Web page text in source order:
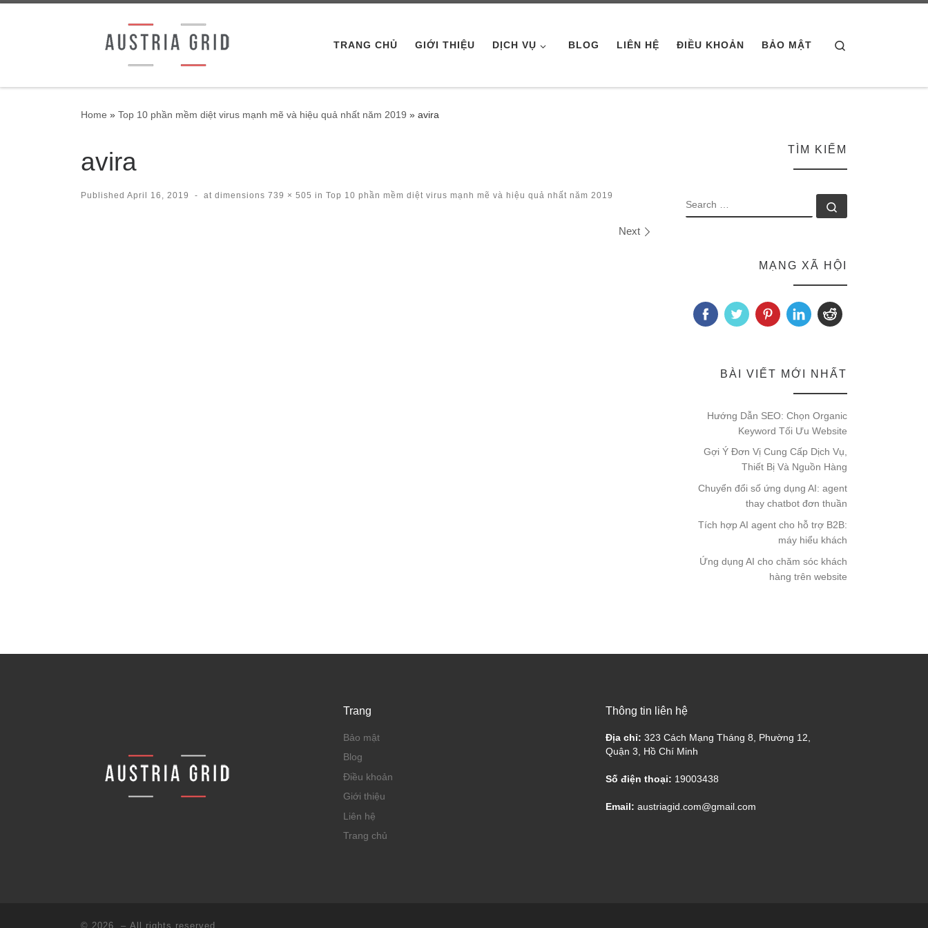
TRANG CHỦ GIỚI THIỆU DỊCH VỤ BLOG LIÊN HỆ ĐIỀU KHOẢN BẢO MẬT
Home » Top 10 phần mềm diệt virus mạnh mẽ và hiệu quả nhất năm 2019 » avira
avira
Published April 16, 2019 - at dimensions 739 × 505 in Top 10 phần mềm diệt virus mạnh mẽ và hiệu quả nhất năm 2019
Next
TÌM KIẾM
SEARCH
MẠNG XÃ HỘI
BÀI VIẾT MỚI NHẤT
Hướng Dẫn SEO: Chọn Organic
Keyword Tối Ưu Website
Gợi Ý Đơn Vị Cung Cấp Dịch Vụ,
Thiết Bị Và Nguồn Hàng
Chuyển đổi số ứng dụng AI: agent
thay chatbot đơn thuần
Tích hợp AI agent cho hỗ trợ B2B:
máy hiểu khách
Ứng dụng AI cho chăm sóc khách
hàng trên website
Trang
Bảo mật
Blog
Điều khoản
Giới thiệu
Liên hệ
Trang chủ
Thông tin liên hệ
Địa chỉ: 323 Cách Mạng Tháng 8, Phường 12,
Quận 3, Hồ Chí Minh
Số điện thoại: 19003438
Email: austriagid.com@gmail.com
© 2026 – All rights reserved